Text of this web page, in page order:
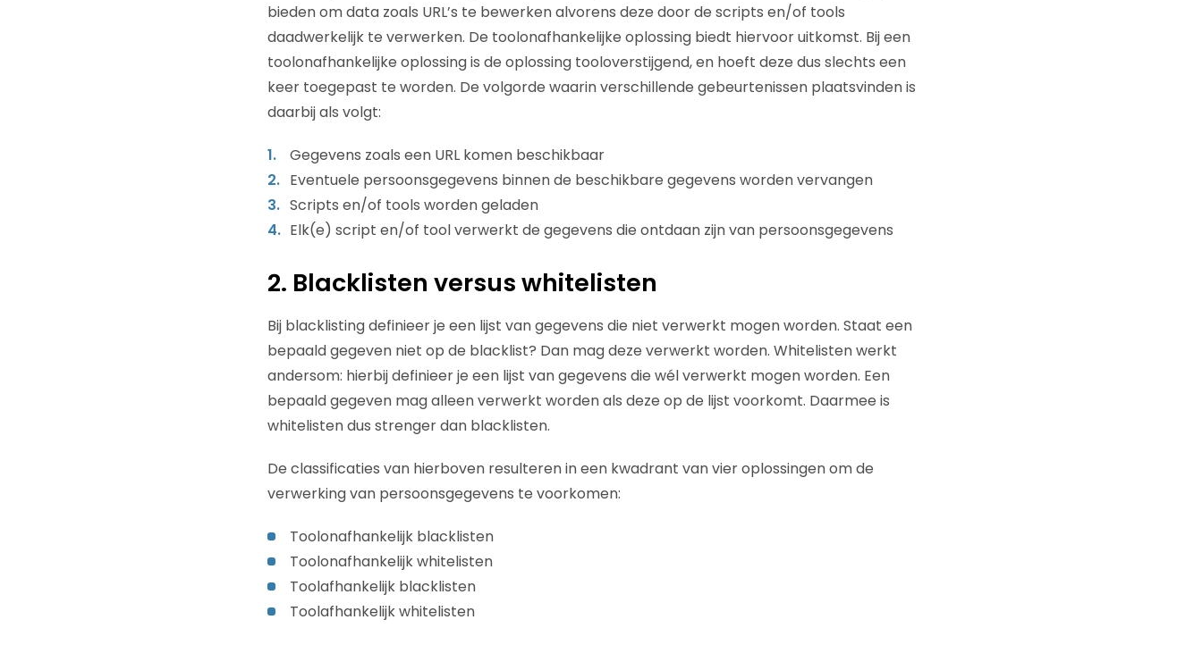
bieden om data zoals URL’s te bewerken alvorens deze door de scripts en/of tools
daadwerkelijk te verwerken. De toolonafhankelijke oplossing biedt hiervoor uitkomst. Bij een
toolonafhankelijke oplossing is de oplossing tooloverstijgend, en hoeft deze dus slechts een
keer toegepast te worden. De volgorde waarin verschillende gebeurtenissen plaatsvinden is
daarbij als volgt:
Gegevens zoals een URL komen beschikbaar
Eventuele persoonsgegevens binnen de beschikbare gegevens worden vervangen
Scripts en/of tools worden geladen
Elk(e) script en/of tool verwerkt de gegevens die ontdaan zijn van persoonsgegevens
2. Blacklisten versus whitelisten
Bij blacklisting definieer je een lijst van gegevens die niet verwerkt mogen worden. Staat een
bepaald gegeven niet op de blacklist? Dan mag deze verwerkt worden. Whitelisten werkt
andersom: hierbij definieer je een lijst van gegevens die wél verwerkt mogen worden. Een
bepaald gegeven mag alleen verwerkt worden als deze op de lijst voorkomt. Daarmee is
whitelisten dus strenger dan blacklisten.
De classificaties van hierboven resulteren in een kwadrant van vier oplossingen om de
verwerking van persoonsgegevens te voorkomen:
Toolonafhankelijk blacklisten
Toolonafhankelijk whitelisten
Toolafhankelijk blacklisten
Toolafhankelijk whitelisten